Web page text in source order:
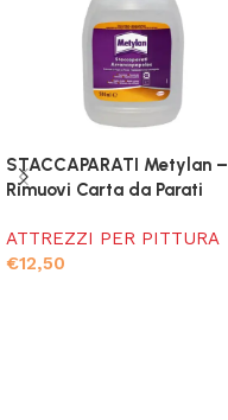
STACCAPARATI Metylan –
Rimuovi Carta da Parati
ATTREZZI PER PITTURA
€12,50